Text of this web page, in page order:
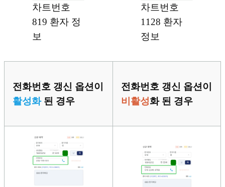
차트번호
819 환자 정
보
차트번호
1128 환자
정보
전화번호 갱신 옵션이
활성화된 경우
전화번호 갱신 옵션이
비활성화 된 경우